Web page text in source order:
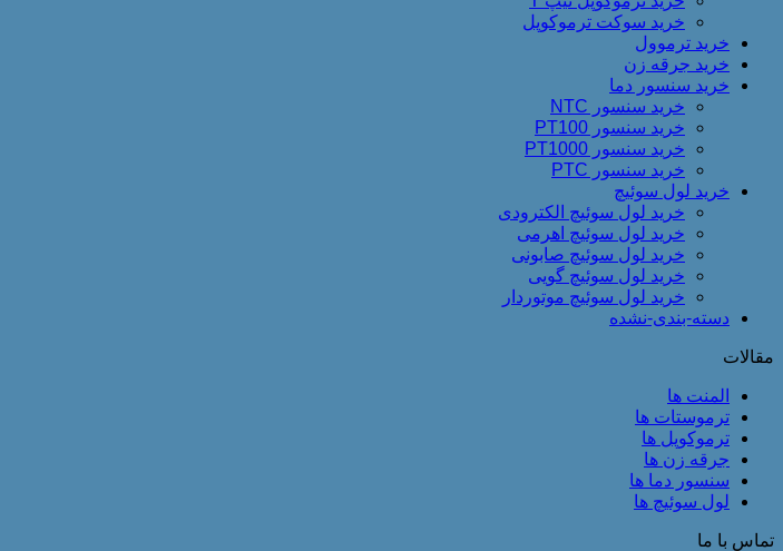
خرید سوکت ترموکوپل
خرید ترموول
خرید جرقه زن
خرید سنسور دما
خرید سنسور NTC
خرید سنسور PT100
خرید سنسور PT1000
خرید سنسور PTC
خرید لول سوئیچ
خرید لول سوئیچ الکترودی
خرید لول سوئیچ اهرمی
خرید لول سوئیچ صابونی
خرید لول سوئیچ گویی
خرید لول سوئیچ موتوردار
دسته-بندی-نشده
مقالات
المنت ها
ترموستات ها
ترموکوپل ها
جرقه زن ها
سنسور دما ها
لول سوئیچ ها
تماس با ما